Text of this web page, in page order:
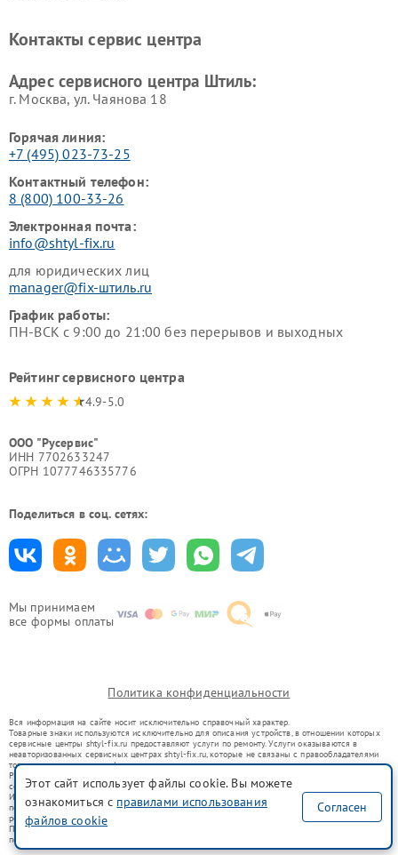
Мы принимаем
все формы оплаты
Контакты сервис центра
Адрес сервисного центра Штиль:
г. Москва, ул. Чаянова 18
Горячая линия:
+7 (495) 023-73-25
Контактный телефон:
8 (800) 100-33-26
Электронная почта:
info@shtyl-fix.ru
для юридических лиц
manager@fix-штиль.ru
График работы:
ПН-ВСК с 9:00 до 21:00 без перерывов и выходных
Рейтинг сервисного центра
4.9-5.0
ООО "Русервис"
ИНН 7702633247
ОГРН 1077746335776
Поделиться в соц. сетях:
Политика конфиденциальности
Вся информация на сайте носит исключительно справочный характер.
Товарные знаки используются исключительно для описания устройств, в отношении которых
сервисные центры shtyl-fix.ru предоставляют услуги по ремонту. Услуги оказываются в
неавторизованных сервисных центрах shtyl-fix.ru, которые не связаны с правообладателями
товарных знаков или их официальными представителями.
Ремонт осуществляется для устройств, уже введенных в гражданский оборот в соответствии
со статьей 1487 ГК РФ.
Использование товарных знаков не преследует цели индивидуализации услуг или введения
потребителей в заблуждение, а служит для информирования о предоставляемых услугах по
ремонту техники указанных брендов.
Представленная на сайте информация не является публичной офертой, определяемой
положениями Статьи 437(2) Гражданского кодекса РФ
Этот сайт использует файлы cookie. Вы можете
ознакомиться с правилами использования
файлов cookie
Согласен